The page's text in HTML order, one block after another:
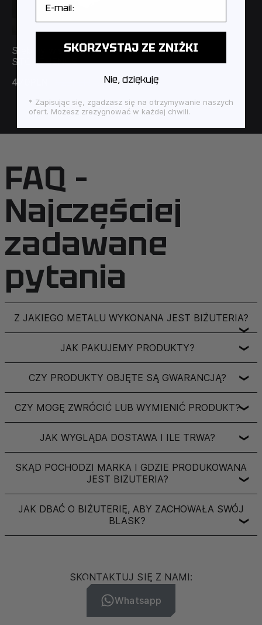
Srebrny wisiorek
STONEHENGE
470PLN
FAQ –
Najczęściej
zadawane
pytania
Z JAKIEGO METALU WYKONANA JEST BIŻUTERIA?
❯
JAK PAKUJEMY PRODUKTY? ❯
CZY PRODUKTY OBJĘTE SĄ GWARANCJĄ? ❯
CZY MOGĘ ZWRÓCIĆ LUB WYMIENIĆ PRODUKT?❯
JAK WYGLĄDA DOSTAWA I ILE TRWA? ❯
SKĄD POCHODZI MARKA I GDZIE PRODUKOWANA
JEST BIŻUTERIA?
❯
JAK DBAĆ O BIŻUTERIĘ, ABY ZACHOWAŁA SWÓJ
BLASK?
❯
SKONTAKTUJ SIĘ Z NAMI:
Whatsapp
SKORZYSTAJ ZE ZNIŻKI
Nie, dziękuję
* Zapisując się, zgadzasz się na otrzymywanie naszych
ofert. Możesz zrezygnować w każdej chwili.